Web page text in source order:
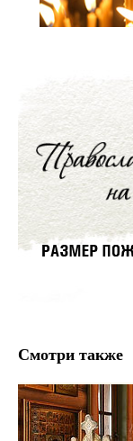
Смотри также